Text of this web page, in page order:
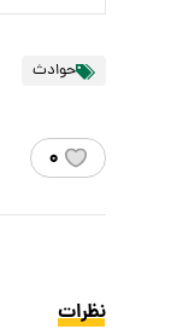
حوادث
۰
نظرات